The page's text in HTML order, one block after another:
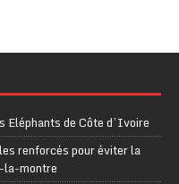
Eléphants de Côte d’Ivoire
renforcés pour éviter la
la-montre